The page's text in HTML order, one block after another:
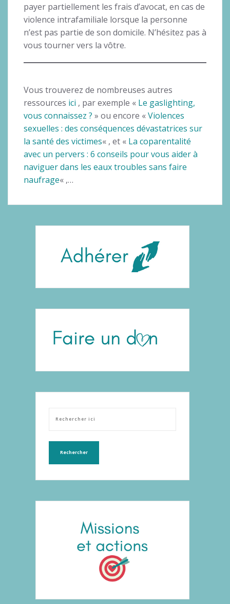
payer partiellement les frais d’avocat, en cas de
violence intrafamiliale lorsque la personne
n’est pas partie de son domicile. N’hésitez pas à
vous tourner vers la vôtre.
Vous trouverez de nombreuses autres
ressources ici , par exemple « Le gaslighting,
vous connaissez ? » ou encore «Violences
sexuelles : des conséquences dévastatrices sur
la santé des victimes« , et « La coparentalité
avec un pervers : 6 conseils pour vous aider à
naviguer dans les eaux troubles sans faire
naufrage« ,…